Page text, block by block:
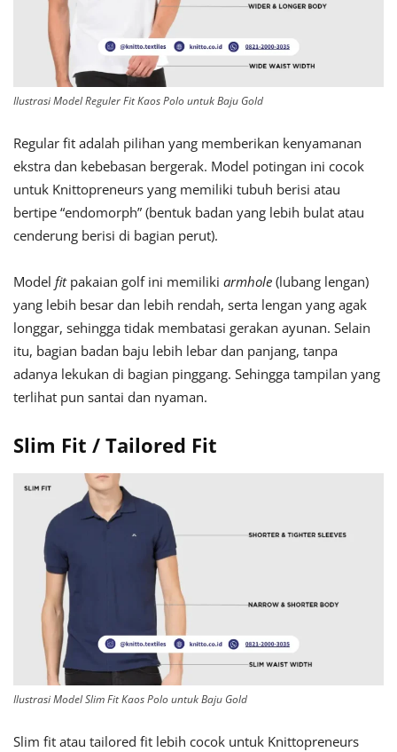
Ilustrasi Model Reguler Fit Kaos Polo untuk Baju Gold
Regular fit adalah pilihan yang memberikan kenyamanan
ekstra dan kebebasan bergerak. Model potingan ini cocok
untuk Knittopreneurs yang memiliki tubuh berisi atau
bertipe “endomorph” (bentuk badan yang lebih bulat atau
cenderung berisi di bagian perut).
Model fit pakaian golf ini memiliki armhole (lubang lengan)
yang lebih besar dan lebih rendah, serta lengan yang agak
longgar, sehingga tidak membatasi gerakan ayunan. Selain
itu, bagian badan baju lebih lebar dan panjang, tanpa
adanya lekukan di bagian pinggang. Sehingga tampilan yang
terlihat pun santai dan nyaman.
Slim Fit / Tailored Fit
Ilustrasi Model Slim Fit Kaos Polo untuk Baju Gold
Slim fit atau tailored fit lebih cocok untuk Knittopreneurs